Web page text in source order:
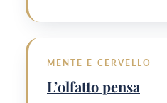
MENTE E CERVELLO
L’olfatto pensa